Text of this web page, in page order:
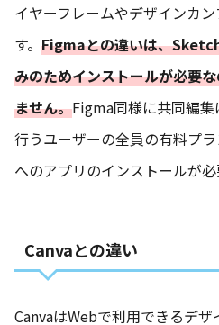
イヤーフレームやデザインカ
す。 Figmaとの違いは、
みのためインストールが必要
ません。Figma同様に共同編
行うユーザーの全員の有料プ
へのアプリのインストールが必
Canvaとの違い
CanvaはWebで利用できるデザ